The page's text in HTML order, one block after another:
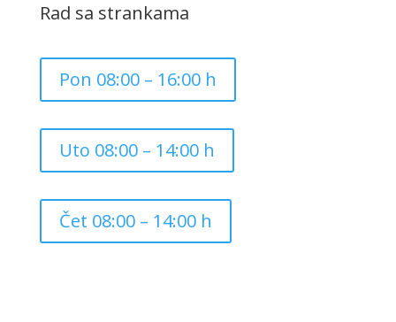
Rad sa strankama
Pon 08:00 – 16:00 h
Uto 08:00 – 14:00 h
Čet 08:00 – 14:00 h